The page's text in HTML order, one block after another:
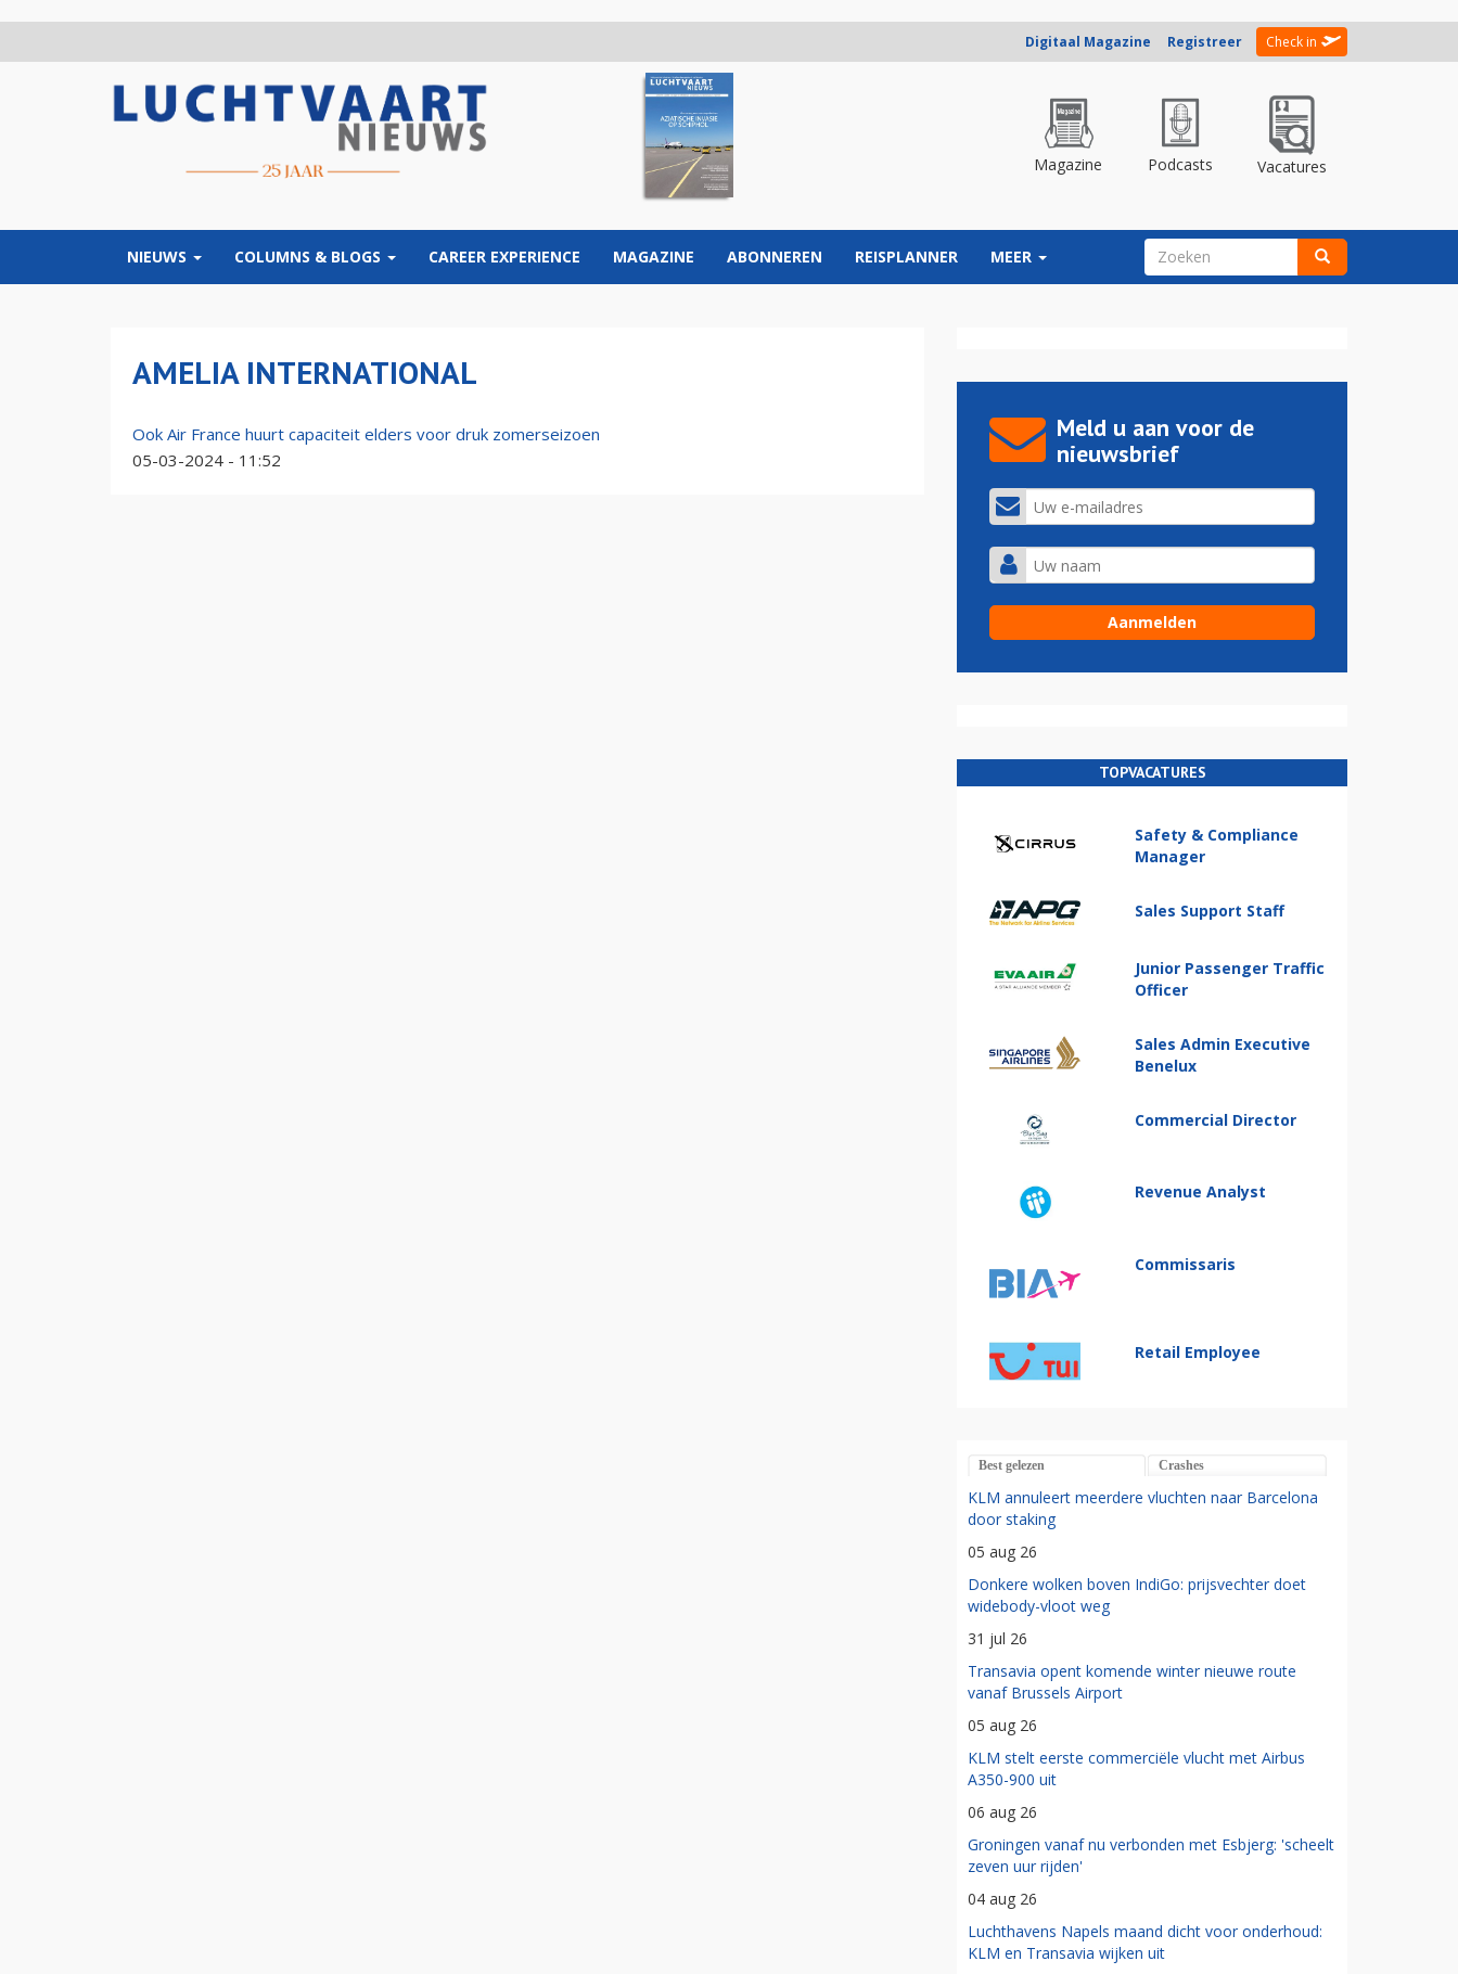
Digitaal Magazine Registreer Check in
Magazine Podcasts Vacatures
NIEUWS COLUMNS & BLOGS CAREER EXPERIENCE MAGAZINE ABONNEREN REISPLANNER MEER ZOEKVELD
AMELIA INTERNATIONAL
Ook Air France huurt capaciteit elders voor druk zomerseizoen
05-03-2024 - 11:52
Meld u aan voor de
nieuwsbrief
TOPVACATURES
Safety & Compliance
Manager
Sales Support Staff
Junior Passenger Traffic
Officer
Sales Admin Executive
Benelux
Commercial Director
Revenue Analyst
Commissaris
Retail Employee
Best gelezen Crashes
KLM annuleert meerdere vluchten naar Barcelona
door staking
05 aug 26
Donkere wolken boven IndiGo: prijsvechter doet
widebody-vloot weg
31 jul 26
Transavia opent komende winter nieuwe route
vanaf Brussels Airport
05 aug 26
KLM stelt eerste commerciële vlucht met Airbus
A350-900 uit
06 aug 26
Groningen vanaf nu verbonden met Esbjerg: 'scheelt
zeven uur rijden'
04 aug 26
Luchthavens Napels maand dicht voor onderhoud:
KLM en Transavia wijken uit